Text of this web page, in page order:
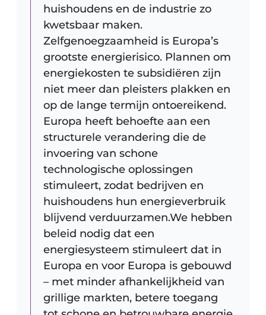
huishoudens en de industrie zo
kwetsbaar maken.
Zelfgenoegzaamheid is Europa’s
grootste energierisico. Plannen om
energiekosten te subsidiëren zijn
niet meer dan pleisters plakken en
op de lange termijn ontoereikend.
Europa heeft behoefte aan een
structurele verandering die de
invoering van schone
technologische oplossingen
stimuleert, zodat bedrijven en
huishoudens hun energieverbruik
blijvend verduurzamen.We hebben
beleid nodig dat een
energiesysteem stimuleert dat in
Europa en voor Europa is gebouwd
– met minder afhankelijkheid van
grillige markten, betere toegang